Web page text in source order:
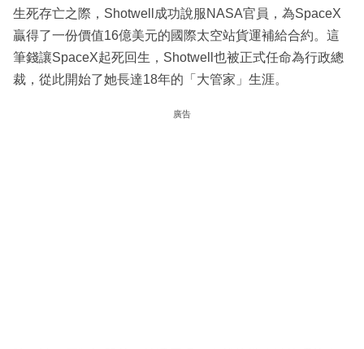
生死存亡之際，Shotwell成功說服NASA官員，為SpaceX
贏得了一份價值16億美元的國際太空站貨運補給合約。這
筆錢讓SpaceX起死回生，Shotwell也被正式任命為行政總
裁，從此開始了她長達18年的「大管家」生涯。
廣告